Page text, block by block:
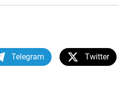
Telegram Twitter